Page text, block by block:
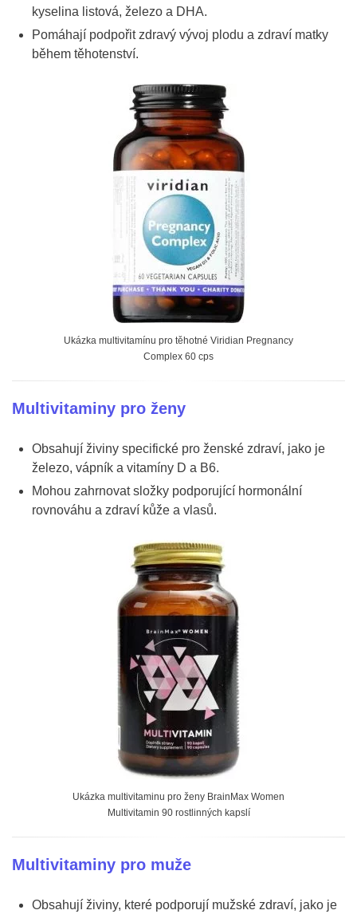
kyselina listová, železo a DHA.
Pomáhají podpořit zdravý vývoj plodu a zdraví matky
během těhotenství.
Ukázka multivitamínu pro těhotné Viridian Pregnancy
Complex 60 cps
Multivitaminy pro ženy
Obsahují živiny specifické pro ženské zdraví, jako je
železo, vápník a vitamíny D a B6.
Mohou zahrnovat složky podporující hormonální
rovnováhu a zdraví kůže a vlasů.
Ukázka multivitaminu pro ženy BrainMax Women
Multivitamin 90 rostlinných kapslí
Multivitaminy pro muže
Obsahují živiny, které podporují mužské zdraví, jako je